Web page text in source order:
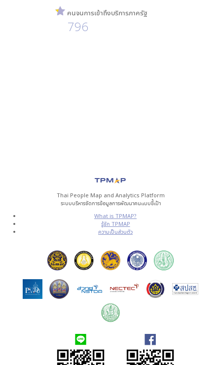
คนจนการเข้าถึงบริการภาครัฐ
796
Thai People Map and Analytics Platform
ระบบบริหารจัดการข้อมูลการพัฒนาคนแบบชี้เป้า
What is TPMAP?
รู้จัก TPMAP
ความเป็นส่วนตัว